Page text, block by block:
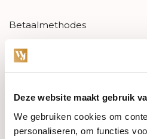
Deze website maakt gebruik
We gebruiken cookies om
personaliseren, om functies
Betaalmethodes
Sitemap
Categorieën
Horloges